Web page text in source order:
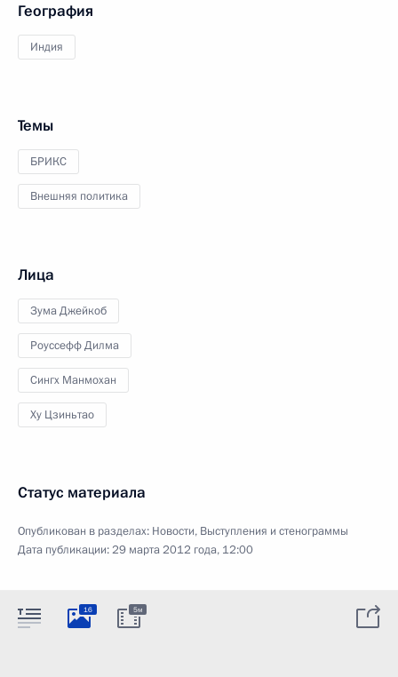
География
Индия
Темы
БРИКС
Внешняя политика
Лица
Зума Джейкоб
Роуссефф Дилма
Сингх Манмохан
Ху Цзиньтао
Статус материала
Опубликован в разделах: Новости, Выступления и стенограммы
Дата публикации:29 марта 2012 года, 12:00
16 5м